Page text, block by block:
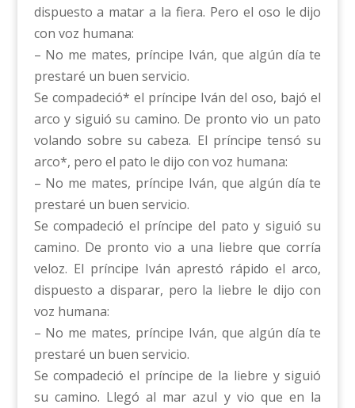
dispuesto a matar a la fiera. Pero el oso le dijo
con voz humana:
– No me mates, príncipe Iván, que algún día te
prestaré un buen servicio.
Se compadeció* el príncipe Iván del oso, bajó el
arco y siguió su camino. De pronto vio un pato
volando sobre su cabeza. El príncipe tensó su
arco*, pero el pato le dijo con voz humana:
– No me mates, príncipe Iván, que algún día te
prestaré un buen servicio.
Se compadeció el príncipe del pato y siguió su
camino. De pronto vio a una liebre que corría
veloz. El príncipe Iván aprestó rápido el arco,
dispuesto a disparar, pero la liebre le dijo con
voz humana:
– No me mates, príncipe Iván, que algún día te
prestaré un buen servicio.
Se compadeció el príncipe de la liebre y siguió
su camino. Llegó al mar azul y vio que en la